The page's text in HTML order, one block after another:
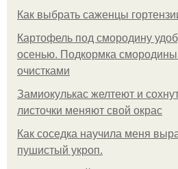
Как выбрать саженцы
Картофель под смородину
осенью. Подкормка
очистками
Замиокулькас желтеют и
листочки меняют свой окрас
Как соседка научила меня
пушистый укроп.